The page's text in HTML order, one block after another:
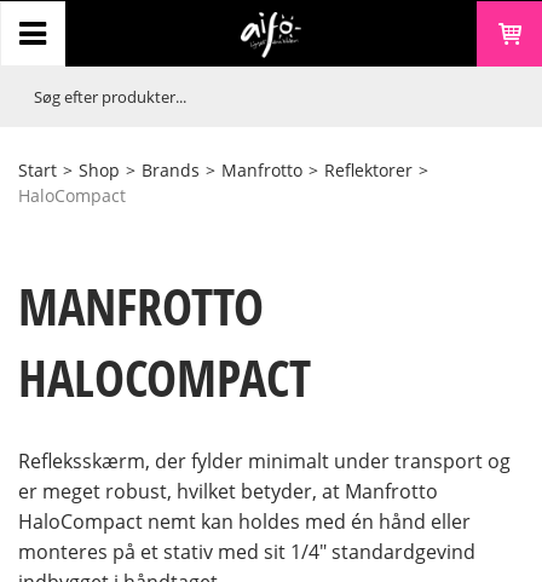
Start > Shop > Brands > Manfrotto > Reflektorer >
HaloCompact
MANFROTTO
HALOCOMPACT
Refleksskærm, der fylder minimalt under transport og
er meget robust, hvilket betyder, at Manfrotto
HaloCompact nemt kan holdes med én hånd eller
monteres på et stativ med sit 1/4" standardgevind